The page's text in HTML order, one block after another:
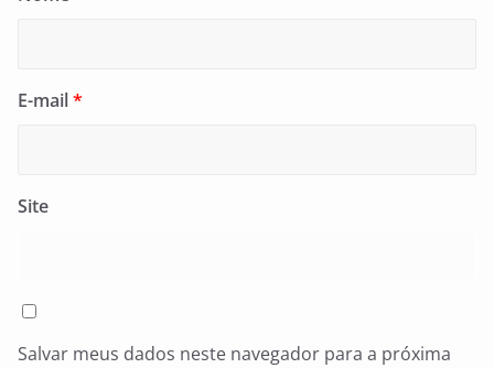
E-mail*
Site
Salvar meus dados neste navegador para a próxima